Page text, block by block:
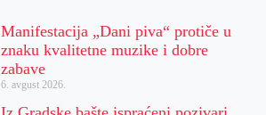
Manifestacija „Dani piva“ protiče u
znaku kvalitetne muzike i dobre
zabave
6. avgust 2026.